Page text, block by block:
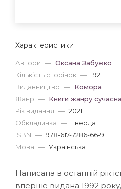
Характеристики
Автори — Оксана Забужко
Кількість сторінок — 192
Видавництво — Комора
Жанр — Книги жанру
Рік видання — 2021
Обкладинка — Тверда
ISBN — 978-617-7286-66-9
Мова — Українська
Написана в останній рік
вперше видана 1992